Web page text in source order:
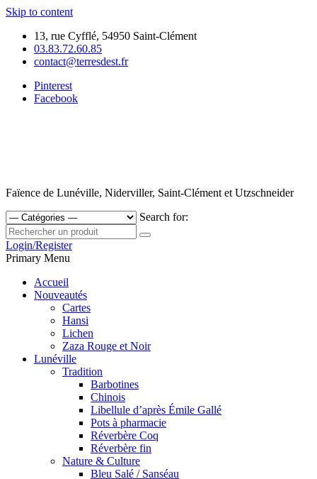
Skip to content
13, rue Cyfflé, 54950 Saint-Clément
03.83.72.60.85
contact@terresdest.fr
Pinterest
Facebook
Faïence de Lunéville, Niderviller, Saint-Clément et Utzschneider
Search for:
Login/Register
Primary Menu
Accueil
Nouveautés
Cartes
Hansi
Lichen
Zaza Rouge et Noir
Lunéville
Tradition
Barbotines
Chinois
Libellule d’après Émile Gallé
Pots à pharmacie
Réverbère Coq
Réverbère fin
Nature & Culture
Bleu Salé / Sanséau